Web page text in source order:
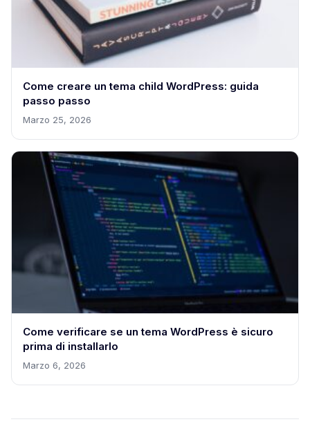
Come creare un tema child WordPress: guida
passo passo
Marzo 25, 2026
Come verificare se un tema WordPress è sicuro
prima di installarlo
Marzo 6, 2026